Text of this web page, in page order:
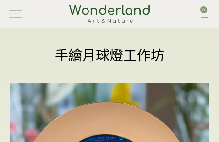
0
手繪月球燈工作坊